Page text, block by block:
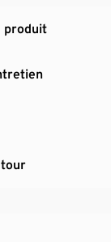
produit